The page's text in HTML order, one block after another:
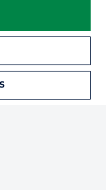
privacidade
conosco